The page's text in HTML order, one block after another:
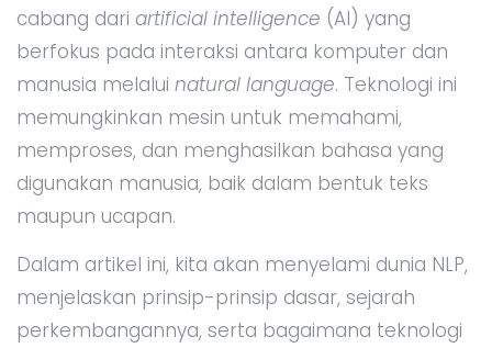
cabang dari artificial intelligence (AI) yang
berfokus pada interaksi antara komputer dan
manusia melalui natural language. Teknologi ini
memungkinkan mesin untuk memahami,
memproses, dan menghasilkan bahasa yang
digunakan manusia, baik dalam bentuk teks
maupun ucapan.
Dalam artikel ini, kita akan menyelami dunia NLP,
menjelaskan prinsip-prinsip dasar, sejarah
perkembangannya, serta bagaimana teknologi